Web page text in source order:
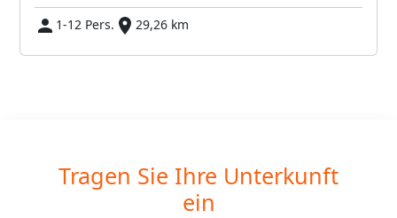
1-12 Pers.
29,26 km
Tragen Sie Ihre Unterkunft
ein